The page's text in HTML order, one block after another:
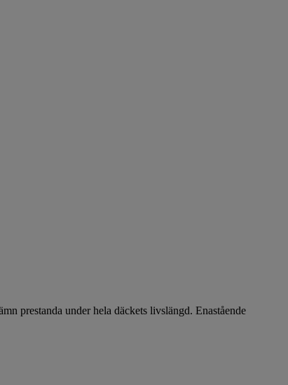
prestanda under hela däckets livslängd. Enastående